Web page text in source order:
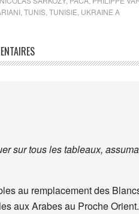
TUNIS TUNISIE UKRAINE A
sur tous les tableaux,
au remplacement des
aux Arabes au Proche Orient.